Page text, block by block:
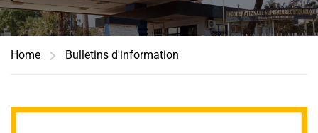
Home Bulletins d'information